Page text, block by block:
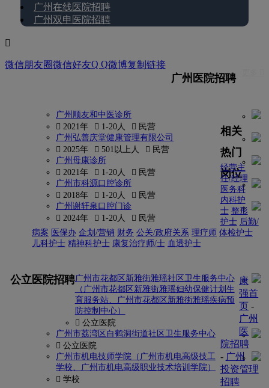
广州在线医院招聘
广州双申医院招聘

微信朋友圈微信好友Q Q微博复制链接
广州医院招聘
广州顺友和中医诊所
 2021年
 1-20人
 民营
广州弘善庆堂健康管理有限公司
 2025年
 501以上人
 民营
广州母康诊所
 2021年
 1-20人
 民营
广州市科源口腔诊所
 2018年
 1-20人
 民营
广州谢轩泉口腔门诊
 2024年
 1-20人  民营
相关
热门
岗位
经营主
任/经理
医务科
内科护
士 整形
护士 后勤/
病案 医保办 企划/营销 财务 公关/政府关系 理疗师 体检护士
儿科护士 精神科护士 康复治疗师/士 血透护士
公立医院招聘广州市花都区新雅街雅瑶社区卫生服务中心
（广州市花都区新雅街雅瑶妇幼保健计划生
育服务站、广州市花都区新雅街雅瑶疾病预
防控制中心）
 公立医院
广州市荔湾区白鹤洞街道社区卫生服务中心
 公立医院
广州市机电技师学院（广州市机电高级技工
学校、广州市机电高级职业技术培训学院）
 学校
康
强首
页 -
广州
医
院招聘
- 广州
投资管理
招聘